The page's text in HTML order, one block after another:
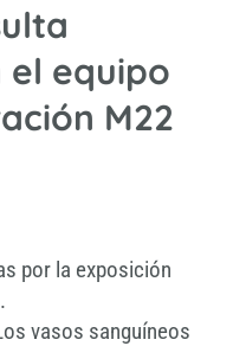
equipo
M22
por la exposición
vasos sanguíneos